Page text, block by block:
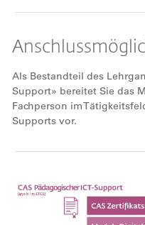
Als Bestandteil des
Support» bereitet Sie das
Fachperson im
Supports vor.